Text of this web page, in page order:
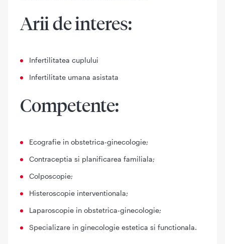
Arii de interes:
Infertilitatea cuplului
Infertilitate umana asistata
Competente:
Ecografie in obstetrica-ginecologie;
Contraceptia si planificarea familiala;
Colposcopie;
Histeroscopie interventionala;
Laparoscopie in obstetrica-ginecologie;
Specializare in ginecologie estetica si functionala.